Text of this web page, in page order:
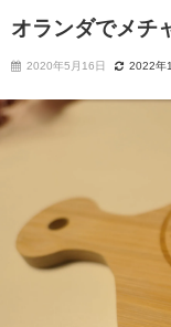
オランダでメチ
2020年5月16日 2022年